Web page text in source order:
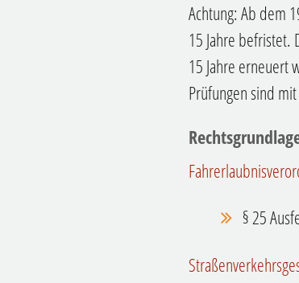
Achtung:Ab dem
15 Jahre befristet.
15 Jahre erneuert
Prüfungen sind
§ 25